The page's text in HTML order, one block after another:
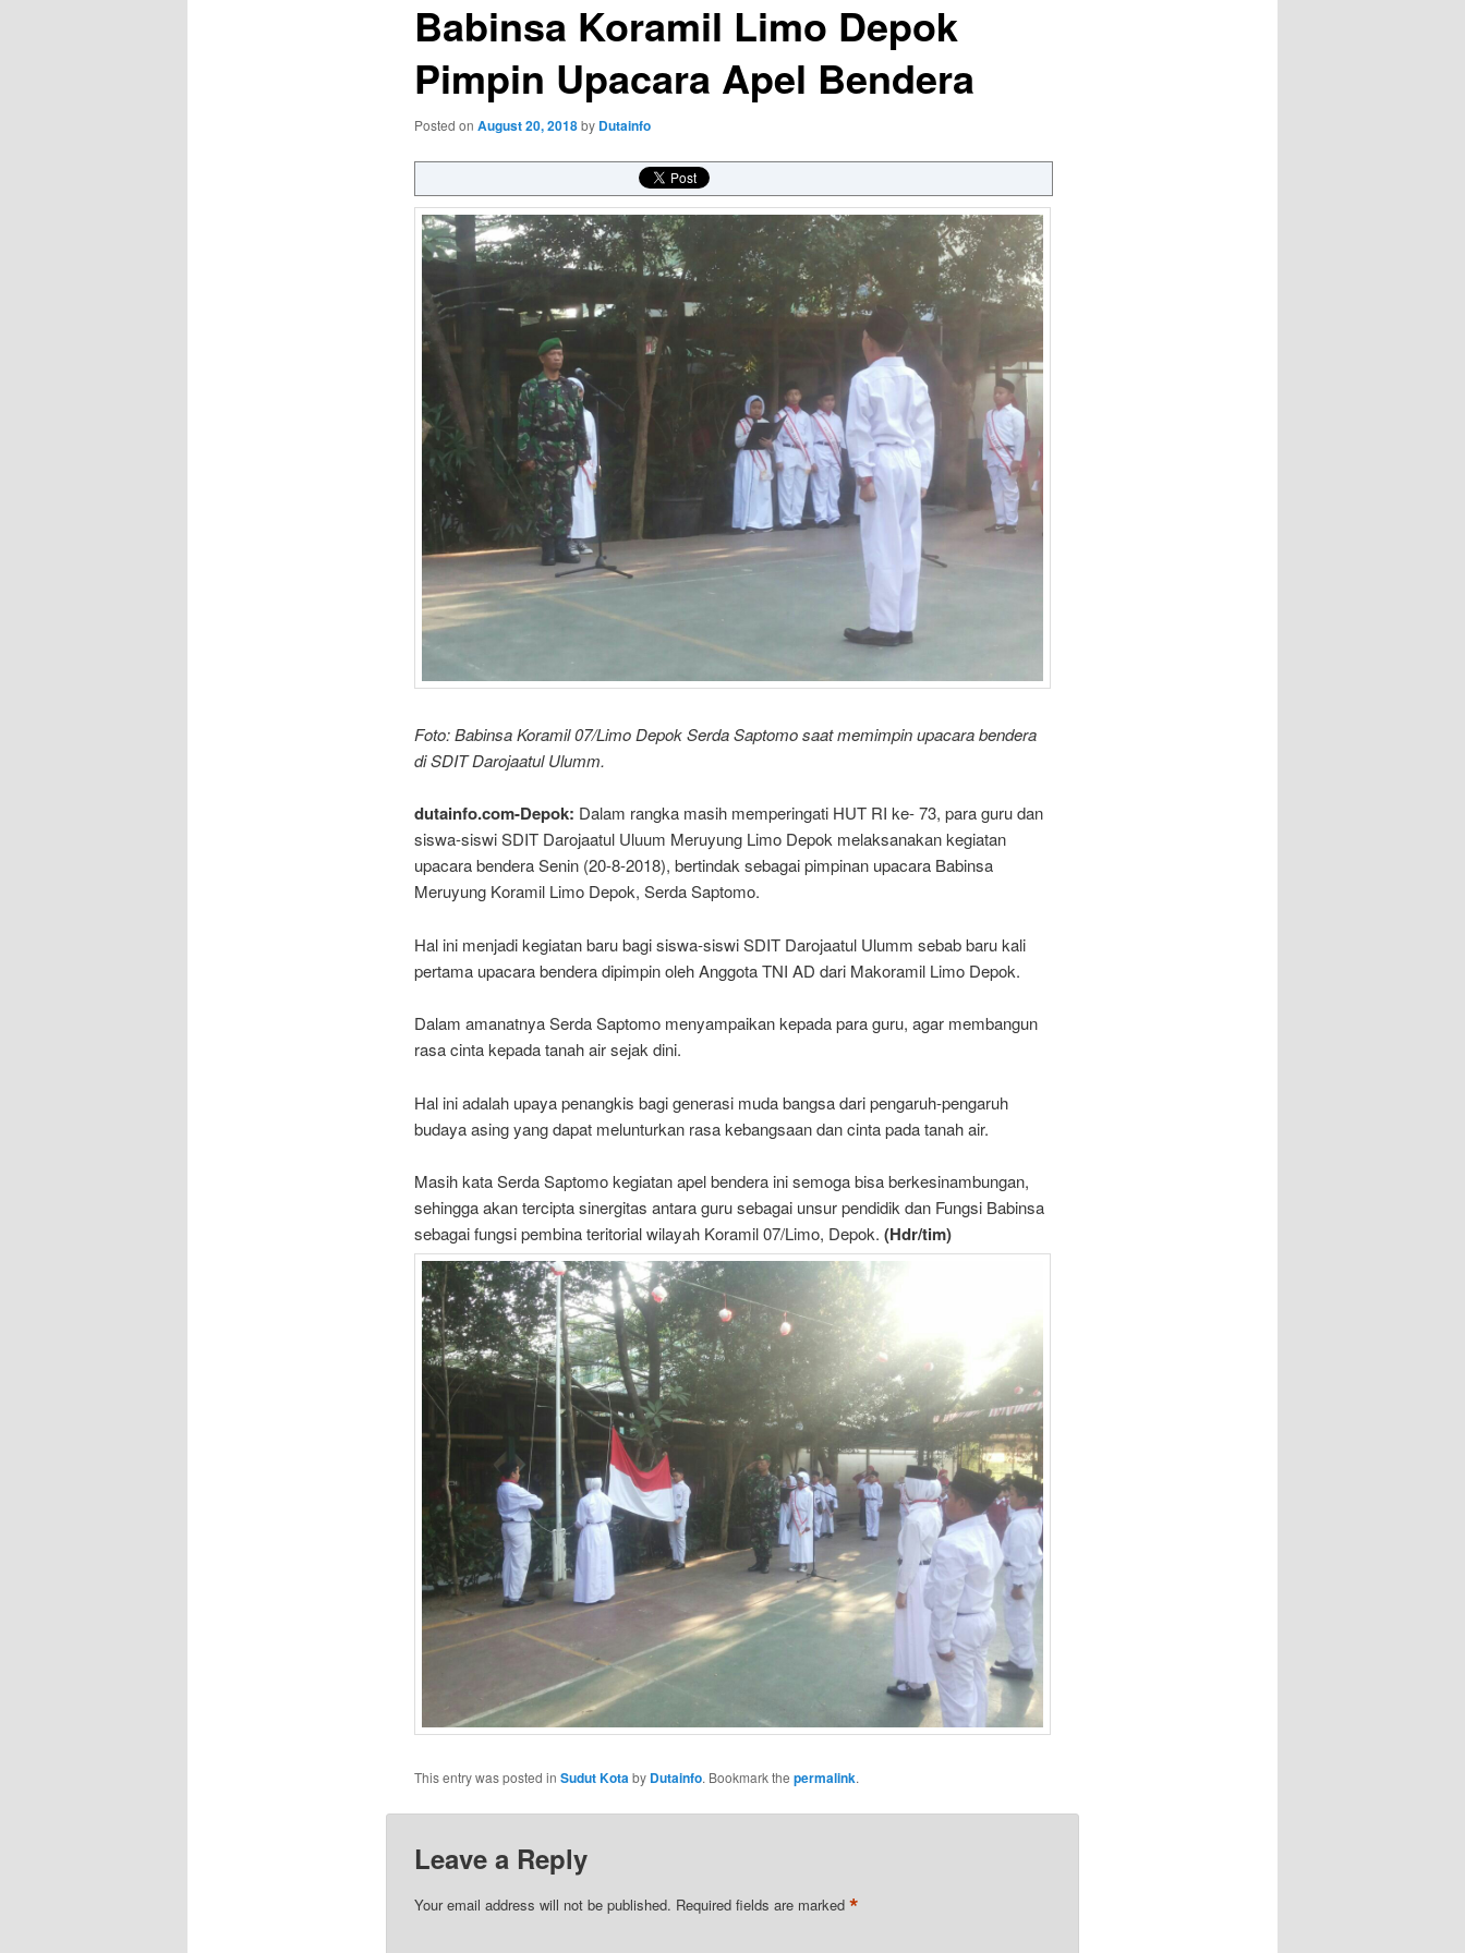
Babinsa Koramil Limo Depok
Pimpin Upacara Apel Bendera
Posted on August 20, 2018by Dutainfo
Foto: Babinsa Koramil 07/Limo Depok Serda Saptomo saat memimpin upacara bendera
di SDIT Darojaatul Ulumm.
dutainfo.com-Depok: Dalam rangka masih memperingati HUT RI ke- 73, para guru dan
siswa-siswi SDIT Darojaatul Uluum Meruyung Limo Depok melaksanakan kegiatan
upacara bendera Senin (20-8-2018), bertindak sebagai pimpinan upacara Babinsa
Meruyung Koramil Limo Depok, Serda Saptomo.
Hal ini menjadi kegiatan baru bagi siswa-siswi SDIT Darojaatul Ulumm sebab baru kali
pertama upacara bendera dipimpin oleh Anggota TNI AD dari Makoramil Limo Depok.
Dalam amanatnya Serda Saptomo menyampaikan kepada para guru, agar membangun
rasa cinta kepada tanah air sejak dini.
Hal ini adalah upaya penangkis bagi generasi muda bangsa dari pengaruh-pengaruh
budaya asing yang dapat melunturkan rasa kebangsaan dan cinta pada tanah air.
Masih kata Serda Saptomo kegiatan apel bendera ini semoga bisa berkesinambungan,
sehingga akan tercipta sinergitas antara guru sebagai unsur pendidik dan Fungsi Babinsa
sebagai fungsi pembina teritorial wilayah Koramil 07/Limo, Depok. (Hdr/tim)
This entry was posted in Sudut Kotaby Dutainfo. Bookmark the permalink.
Leave a Reply
Your email address will not be published. Required fields are marked *